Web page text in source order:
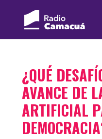
¿QUÉ
AVANCE DE
ARTIFICIAL